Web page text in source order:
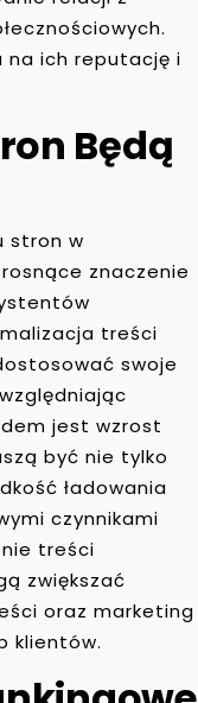
na ich reputację i
Będą
stron w
znaczenie
treści
swoje
jest wzrost
być nie tylko
ładowania
czynnikami
treści
zwiększać
oraz marketing
klientów.